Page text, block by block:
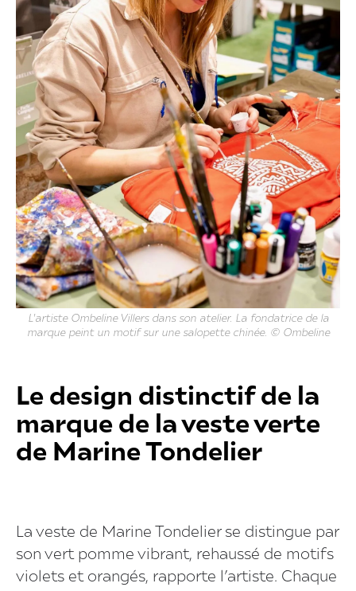
L'artiste Ombeline Villers dans son atelier. La fondatrice de la
marque peint un motif sur une salopette chinée. © Ombeline
Le design distinctif de la
marque de la veste verte
de Marine Tondelier
La veste de Marine Tondelier se distingue par
son vert pomme vibrant, rehaussé de motifs
violets et orangés, rapporte l’artiste. Chaque